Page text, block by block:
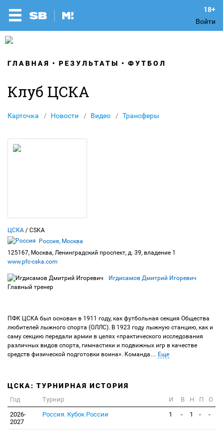
Войти
ГЛАВНАЯ РЕЗУЛЬТАТЫ ФУТБОЛ
Клуб ЦСКА
Карточка Новости Видео Трансферы
ЦСКА / CSKA
Россия, Москва
125167, Москва, Ленинградский проспект, д. 39, владение 1
www.pfc-cska.com
Игдисамов Дмитрий Игоревич
Главный тренер
ПФК ЦСКА был основан в 1911 году, как футбольная секция Общества
любителей лыжного спорта (ОЛЛС). В 1923 году лыжную станцию, как и
саму секцию передали армии в целях «практического исследования
различных видов спорта, гимнастики и подвижных игр в качестве
средств физической подготовки воина». Команда… Еще
ЦСКА: ТУРНИРНАЯ ИСТОРИЯ
Год Турнир И В Н П
О
2026-
2027
Россия. Кубок России 1 - 1 - -